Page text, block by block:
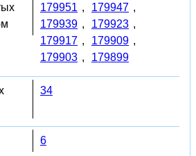
179951 , 179947 ,
179939 , 179923 ,
179917 , 179909 ,
179903 , 179899
34
6